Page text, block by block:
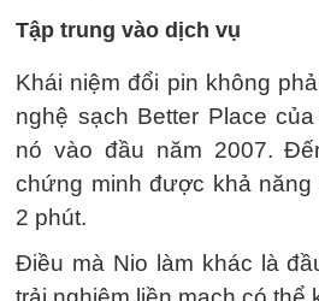
Tập trung vào dịch vụ
Khái niệm đổi pin không
nghệ sạch Better Place
nó vào đầu năm 2007.
chứng minh được khả năng
2 phút.
Điều mà Nio làm khác là